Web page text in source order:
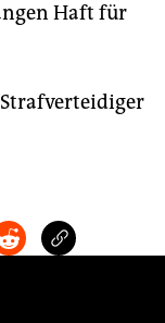
Haft für